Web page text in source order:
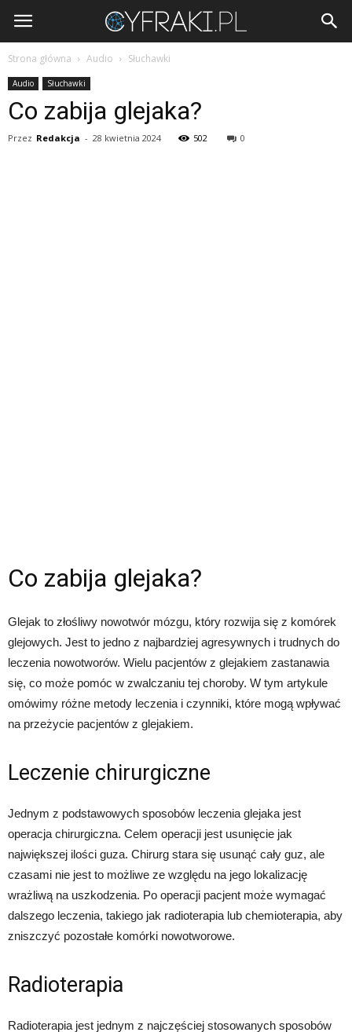
Cyfraki.pl
Strona główna Audio Słuchawki
Audio Słuchawki
Co zabija glejaka?
Przez Redakcja - 28 kwietnia 2024 502 0
Co zabija glejaka?
Glejak to złośliwy nowotwór mózgu, który rozwija się z komórek
glejowych. Jest to jedno z najbardziej agresywnych i trudnych do
leczenia nowotworów. Wielu pacjentów z glejakiem zastanawia
się, co może pomóc w zwalczaniu tej choroby. W tym artykule
omówimy różne metody leczenia i czynniki, które mogą wpływać
na przeżycie pacjentów z glejakiem.
Leczenie chirurgiczne
Jednym z podstawowych sposobów leczenia glejaka jest
operacja chirurgiczna. Celem operacji jest usunięcie jak
największej ilości guza. Chirurg stara się usunąć cały guz, ale
czasami nie jest to możliwe ze względu na jego lokalizację
wrażliwą na uszkodzenia. Po operacji pacjent może wymagać
dalszego leczenia, takiego jak radioterapia lub chemioterapia, aby
zniszczyć pozostałe komórki nowotworowe.
Radioterapia
Radioterapia jest jednym z najczęściej stosowanych sposobów